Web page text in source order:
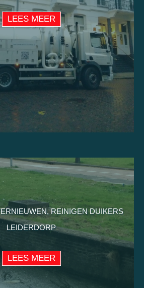
LEES MEER
REINIGEN DUIKERS
LEIDERDORP
LEES MEER